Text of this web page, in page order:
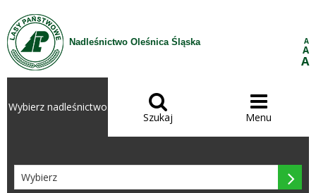
Przejdź do treści
Nadleśnictwo Oleśnica Śląska A
A
A
Wybierz nadleśnictwo 
Szukaj

Menu
